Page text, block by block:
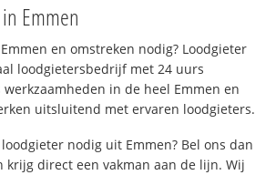
in Emmen
en omstreken nodig? Loodgieter
loodgietersbedrijf met 24 uurs
in de heel Emmen en
uitsluitend met ervaren loodgieters.
nodig uit Emmen? Bel ons dan
krijg direct een vakman aan de lijn. Wij